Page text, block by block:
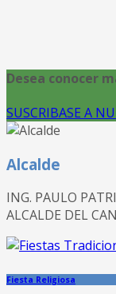
Desea conocer
SUSCRIBASE A
Alcalde
ING. PAULO
ALCALDE DEL
Fiesta Religiosa